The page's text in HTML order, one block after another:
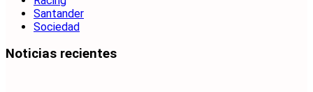
Santander
Sociedad
Noticias recientes